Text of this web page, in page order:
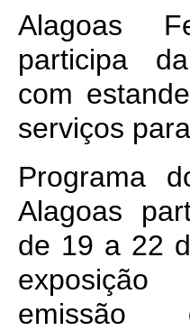
Alagoas
participa
com
serviços
Programa
Alagoas
de 19 a 22
emissão